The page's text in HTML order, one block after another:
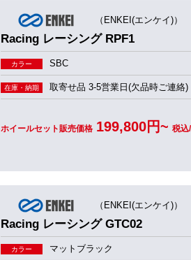
（ENKEI(エンケイ)）
Racing レーシング RPF1
カラー SBC
在庫・納期 取寄せ品 3-5営業日(欠品時ご連絡)
ホイールセット販売価格 199,800円~ 税込
（ENKEI(エンケイ)）
Racing レーシング GTC02
カラー マットブラック